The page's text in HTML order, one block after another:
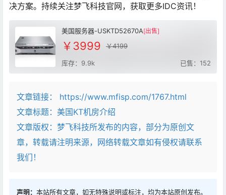
决方案。持续关注梦飞科技官网，获取更多IDC资讯！
美国服务器-USKTD52670A[出售]
￥3999 ￥4199
库存：9.9k 已售：152
文章链接：
https://www.mfisp.com/1767.html
文章标题： 美国KT机房介绍
文章版权：梦飞科技所发布的内容，部分为原创文
章，转载请注明来源，网络转载文章如有侵权请联系
我们！
声明： 本站所有文章，如无特殊说明或标注，均为本站原创发布。